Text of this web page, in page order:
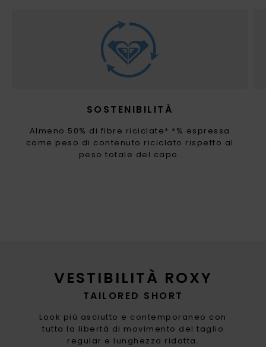
VESTIBILITÀ ROXY
TAILORED SHORT
Look più asciutto e contemporaneo con
tutta la libertà di movimento del taglio
regular e lunghezza ridotta.
SOSTENIBILITÀ
Almeno 50% di fibre riciclate* *% espressa
come peso di contenuto riciclato rispetto al
peso totale del capo.